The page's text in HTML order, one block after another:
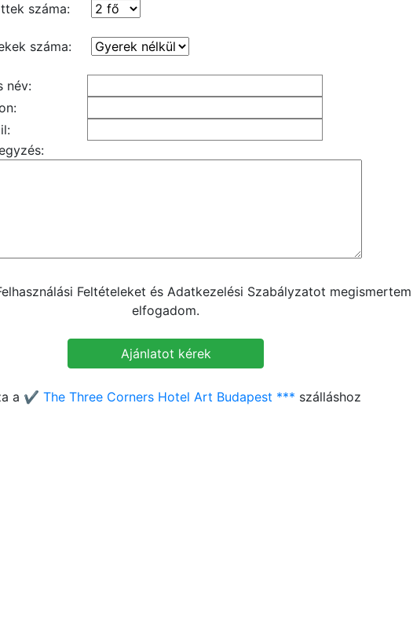
száma:
száma:
név:
Feltételeket és Adatkezelési Szabályzatot
elfogadom.
a ✔️ The Three Corners Hotel Art Budapest *** szálláshoz